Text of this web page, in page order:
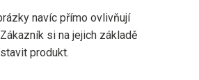
navíc přímo ovlivňují
si na jejich základě
produkt.